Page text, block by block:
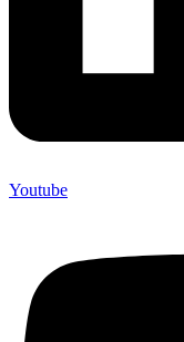
Youtube